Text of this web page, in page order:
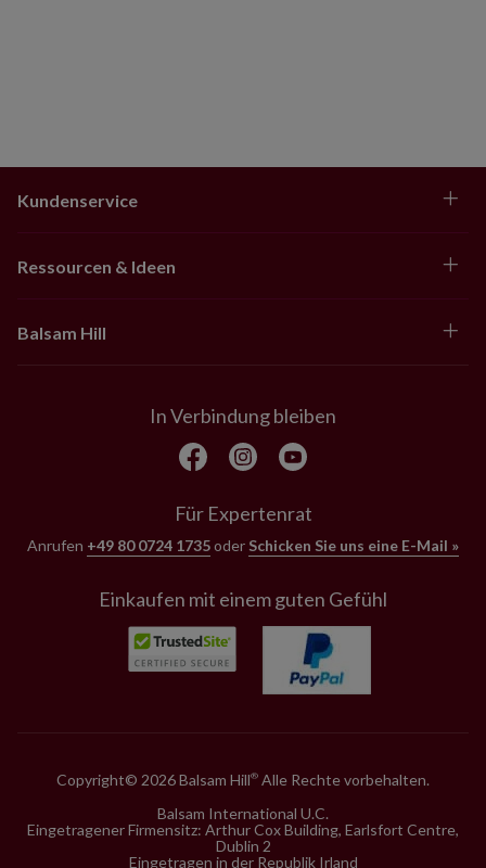
Kundenservice
Ressourcen & Ideen
Balsam Hill
In Verbindung bleiben
Für Expertenrat
Anrufen +49 80 0724 1735oder Schicken Sie uns eine E-Mail »
Einkaufen mit einem guten Gefühl
Copyright© 2026 Balsam Hill® Alle Rechte vorbehalten.
Balsam International U.C.
Eingetragener Firmensitz: Arthur Cox Building, Earlsfort Centre,
Dublin 2
Eingetragen in der Republik Irland